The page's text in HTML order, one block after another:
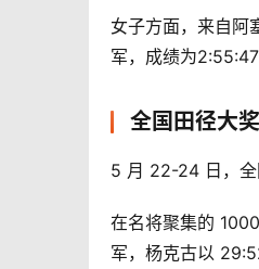
女子方面，来自
军，成绩为2:55:47
全国田径大
5 月 22-24 日，全
在名将聚集的
军，杨克古以